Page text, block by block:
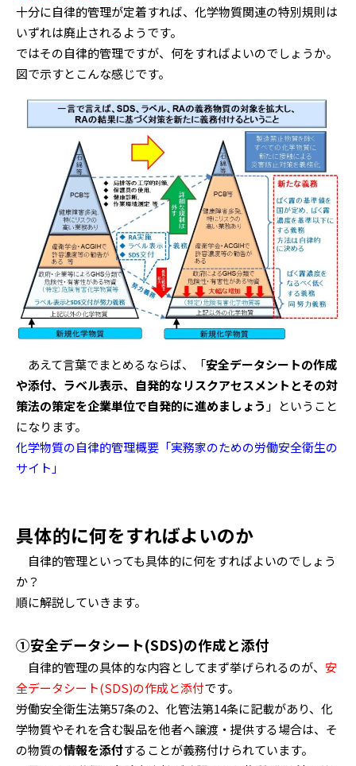
十分に自律的管理が定着すれば、化学物質関連の特別規則は
いずれは廃止されるようです。
ではその自律的管理ですが、何をすればよいのでしょうか。
図で示すとこんな感じです。
あえて言葉でまとめるならば、「安全データシートの作成
や添付、ラベル表示、自発的なリスクアセスメントとその対
策法の策定を企業単位で自発的に進めましょう 」ということ
になります。
化学物質の自律的管理概要「実務家のための労働安全衛生の
サイト」
具体的に何をすればよいのか
自律的管理といっても具体的に何をすればよいのでしょう
か？
順に解説していきます。
①安全データシート(SDS)の作成と添付
自律的管理の具体的な内容としてまず挙げられるのが、 安
全データシート(SDS)の作成と添付です。
労働安全衛生法第57条の2、化管法第14条に記載があり、化
学物質やそれを含む製品を他者へ譲渡・提供する場合は、そ
の物質の情報を添付することが義務付けられています。